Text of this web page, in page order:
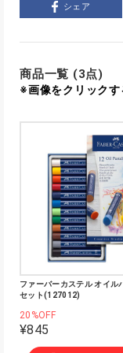
シェア
商品一覧 (3点)
※画像をクリックす
ファーバーカステル オイル
セット(127012)
20%OFF
¥845